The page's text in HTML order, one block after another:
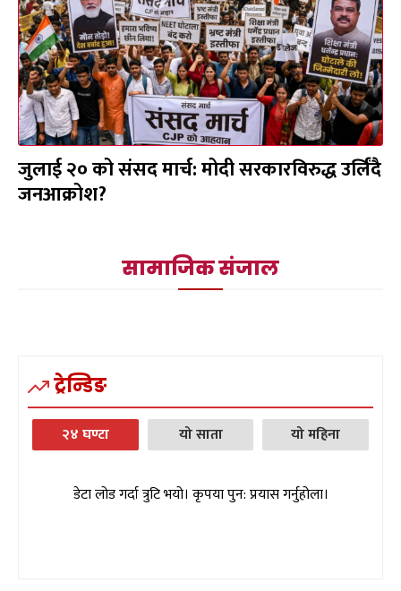
जुलाई २० को संसद मार्च: मोदी सरकारविरुद्ध उर्लिंदै
जनआक्रोश?
सामाजिक संजाल
ट्रेन्डिङ
२४ घण्टा यो साता यो महिना
डेटा लोड गर्दा त्रुटि भयो। कृपया पुन: प्रयास गर्नुहोला।